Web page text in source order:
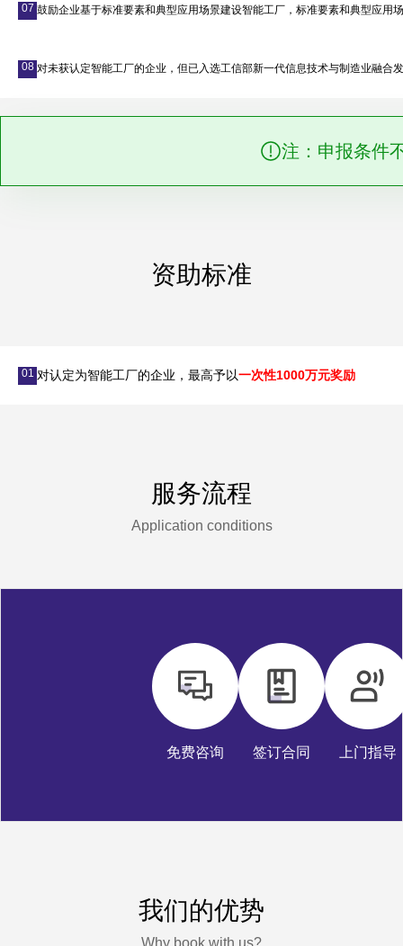
07 鼓励企业基于标准要素和典型应用场景建设智能工厂，标准要素和典型应用
08 对未获认定智能工厂的企业，但已入选工信部新一代信息技术与制造业融合
注：申报条件
资助标准
01 对认定为智能工厂的企业，最高予以一次性1000万元奖励
服务流程
Application conditions
免费咨询 签订合同 上门指导
我们的优势
Why book with us?